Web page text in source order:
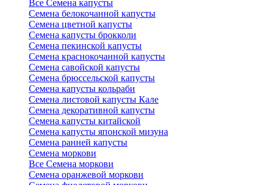
Все Семена капусты
Семена белокочанной капусты
Семена цветной капусты
Семена капусты брокколи
Семена пекинской капусты
Семена краснокочанной капусты
Семена савойской капусты
Семена брюссельской капусты
Семена капусты кольраби
Семена листовой капусты Кале
Семена декоративной капусты
Семена капусты китайской
Семена капусты японской мизуна
Семена ранней капусты
Семена моркови
Все Семена моркови
Семена оранжевой моркови